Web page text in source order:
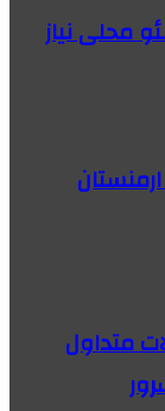
محلی نیاز
متداول